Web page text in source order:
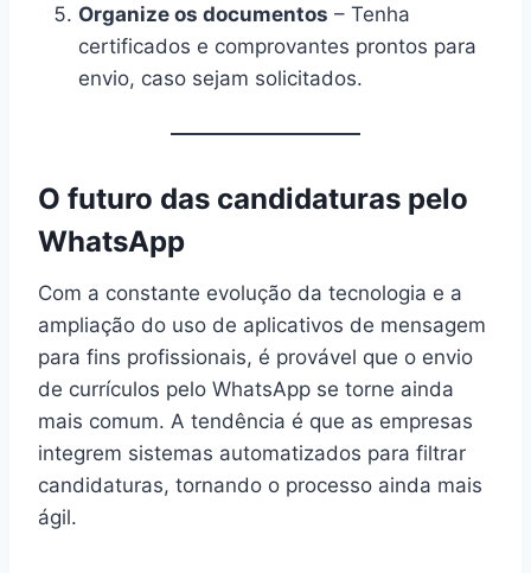
Organize os documentos – Tenha
certificados e comprovantes prontos para
envio, caso sejam solicitados.
O futuro das candidaturas pelo
WhatsApp
Com a constante evolução da tecnologia e a
ampliação do uso de aplicativos de mensagem
para fins profissionais, é provável que o envio
de currículos pelo WhatsApp se torne ainda
mais comum. A tendência é que as empresas
integrem sistemas automatizados para filtrar
candidaturas, tornando o processo ainda mais
ágil.